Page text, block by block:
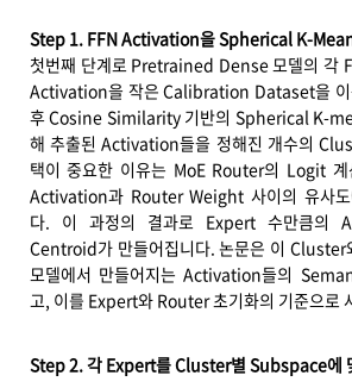
Step 1. FFN Activation을 Spherical K-
첫번째 단계로 Pretrained Dense 모델의 각
Activation을 작은 Calibration Dataset을 이
후 Cosine Similarity 기반의 Spherical K-
해 추출된 Activation들을 정해진 개수의
택이 중요한 이유는 MoE Router의 Logit
Activation과 Router Weight 사이의 유사도
다. 이 과정의 결과로 Expert 수만큼의
Centroid가 만들어집니다. 논문은 이
모델에서 만들어지는 Activation들의
고, 이를 Expert와 Router 초기화의 기준으로
Step 2. 각 Expert를 Cluster별 Subspace에